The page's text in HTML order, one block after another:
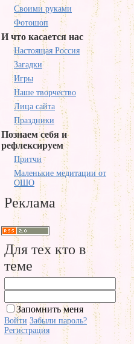
Своими руками
Фотошоп
И что касается нас
Настоящая Россия
Загадки
Игры
Наше творчество
Лица сайта
Праздники
Познаем себя и
рефлексируем
Притчи
Маленькие медитации от
ОШО
Реклама
Для тех кто в
теме
Запомнить меня
Войти Забыли пароль?
Регистрация